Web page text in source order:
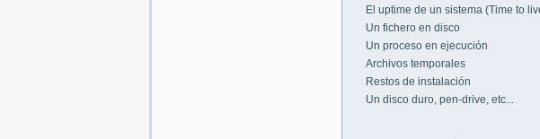
El uptime de un sistema (Time to
Un fichero en disco
Un proceso en ejecución
Archivos temporales
Restos de instalación
Un disco duro, pen-drive, etc...